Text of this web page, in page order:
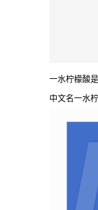
一水柠檬酸
中文名一水